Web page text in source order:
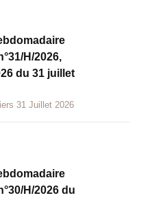
H/2026,
du 31 juillet
31 Juillet 2026
H/2026 du